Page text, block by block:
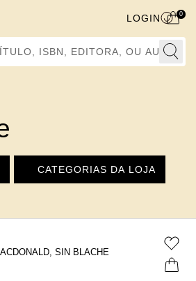
ou Autor
LOGIN 0
CATEGORIAS DA LOJA
SIN BLACHE